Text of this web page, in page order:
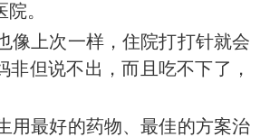
。
像上次一样，住院打打针就会
非但说不出，而且吃不下了，
用最好的药物、最佳的方案治